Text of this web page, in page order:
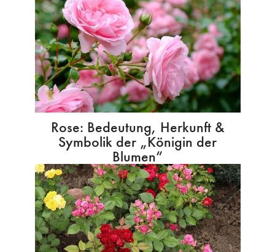
Rose: Bedeutung, Herkunft &
Symbolik der „Königin der
Blumen“